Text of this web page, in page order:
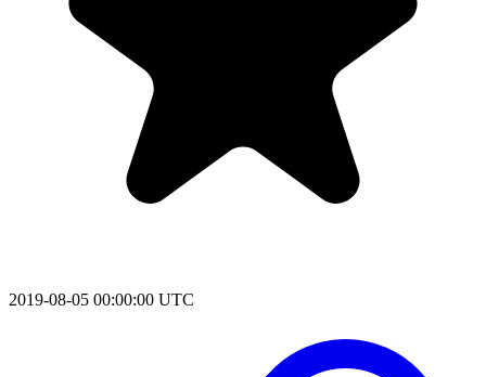
2019-08-05 00:00:00 UTC